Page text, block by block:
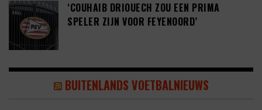
‘COUHAIB DRIOUECH ZOU EEN PRIMA
SPELER ZIJN VOOR FEYENOORD’
BUITENLANDS VOETBALNIEUWS